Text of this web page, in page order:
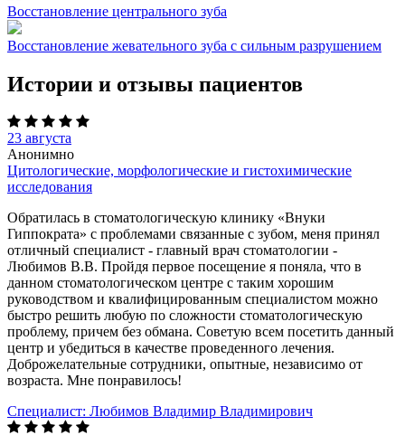
Восстановление центрального зуба
Восстановление жевательного зуба с сильным разрушением
Истории и отзывы пациентов
23 августа
Анонимно
Цитологические, морфологические и гистохимические
исследования
Обратилась в стоматологическую клинику «Внуки
Гиппократа» с проблемами связанные с зубом, меня принял
отличный специалист - главный врач стоматологии -
Любимов В.В. Пройдя первое посещение я поняла, что в
данном стоматологическом центре с таким хорошим
руководством и квалифицированным специалистом можно
быстро решить любую по сложности стоматологическую
проблему, причем без обмана. Советую всем посетить данный
центр и убедиться в качестве проведенного лечения.
Доброжелательные сотрудники, опытные, независимо от
возраста. Мне понравилось!
Специалист: Любимов Владимир Владимирович